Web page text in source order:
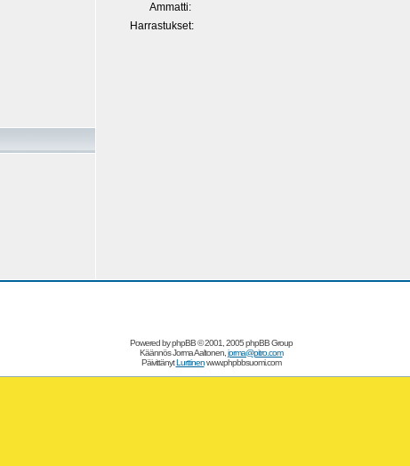
Ammatti:
Harrastukset:
Powered byphpBB© 2001, 2005 phpBB Group
Käännös Jorma Aaltonen, jorma@pitro.com
PäivittänytLurttinenwww.phpbbsuomi.com